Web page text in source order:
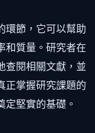
環節，它可以幫助
和質量。研究者在
查閱相關文獻，並
正掌握研究課題的
定堅實的基礎。